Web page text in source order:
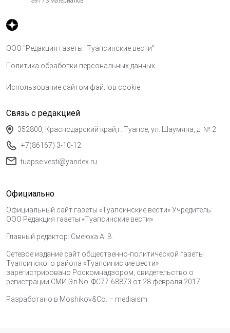
ООО "Редакция газеты "Туапсинские вести"
Политика обработки персональных данных
Использование сайтом файлов cookie
Связь с редакцией
352800, Краснодарский край,г. Туапсе, ул. Шаумяна, д. № 2
+7(86167) 3-10-12
tuapse.vesti@yandex.ru
Официально
Официальный сайт газеты «Туапсинские вести» Учредитель:
ООО Редакция газеты «Туапсинские вести»
Главный редактор: Смеюха А. В.
Сетевое издание сайт общественно-политической газеты
Туапсинского района «Туапсиниские вести»
зарегистрировано Роскомнадзором, свидетельство о
регистрации СМИ Эл No. ФС77-68873 от 28 февраля 2017
Разработано в Moshikov&Co. – mediaism